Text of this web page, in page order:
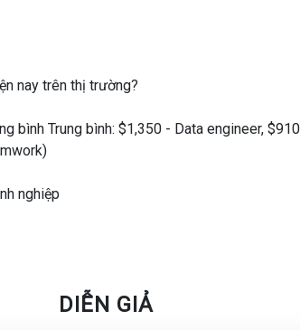
nay trên thị trường?
bình Trung bình: $1,350 - Data engineer,
nghiệp
việc trong lĩnh vực Data, hãy đăng ký tham gia
DIỄN GIẢ